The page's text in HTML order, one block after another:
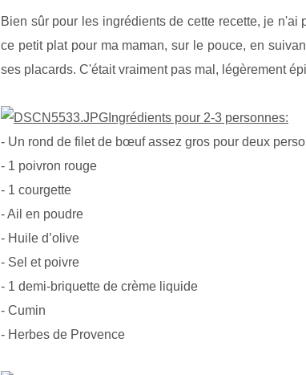
Bien sûr pour les ingrédients de cette recette, je n'ai
ce petit plat pour ma maman, sur le pouce, en
ses placards. C'était vraiment pas mal, légèrement
Ingrédients pour 2-3 personnes:
- Un rond de filet de bœuf assez gros pour deux
- 1 poivron rouge
- 1 courgette
- Ail en poudre
- Huile d’olive
- Sel et poivre
- 1 demi-briquette de crème liquide
- Cumin
- Herbes de Provence